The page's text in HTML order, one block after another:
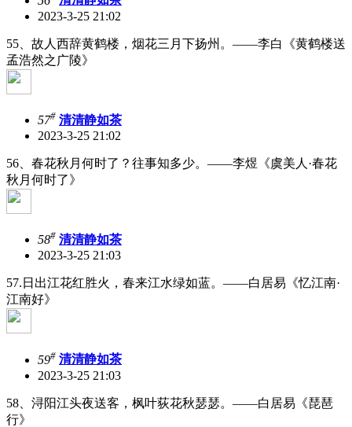
2023-3-25 21:02
55、故人西辞黄鹤楼，烟花三月下扬州。——李白《黄鹤楼送
孟浩然之广陵》
57# 清清静如茶
2023-3-25 21:02
56、春花秋月何时了？往事知多少。——李煜《虞美人·春花
秋月何时了》
58# 清清静如茶
2023-3-25 21:03
57.日出江花红胜火，春来江水绿如蓝。——白居易《忆江南·
江南好》
59# 清清静如茶
2023-3-25 21:03
58、浔阳江头夜送客，枫叶荻花秋瑟瑟。——白居易《琵琶
行》